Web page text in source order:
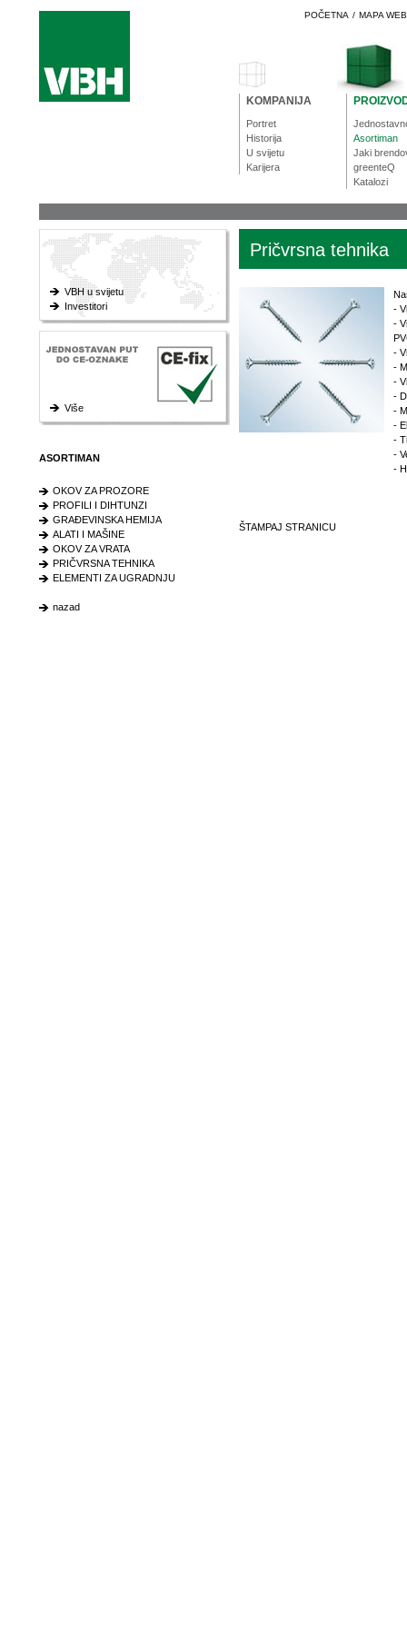
POČETNA / MAPA
KOMPANIJA
Portret
Historija
U svijetu
Karijera
Asortiman
Jaki
greenteQ
Katalozi
VBH u svijetu
Investitori
Više
ASORTIMAN
OKOV ZA PROZORE
PROFILI I DIHTUNZI
GRAĐEVINSKA HEMIJA
ALATI I MAŠINE
OKOV ZA VRATA
PRIČVRSNA TEHNIKA
ELEMENTI ZA UGRADNJU
nazad
Pričvrsna tehnika
-
-
-
-
-
-
-
-
-
-
-
ŠTAMPAJ STRANICU